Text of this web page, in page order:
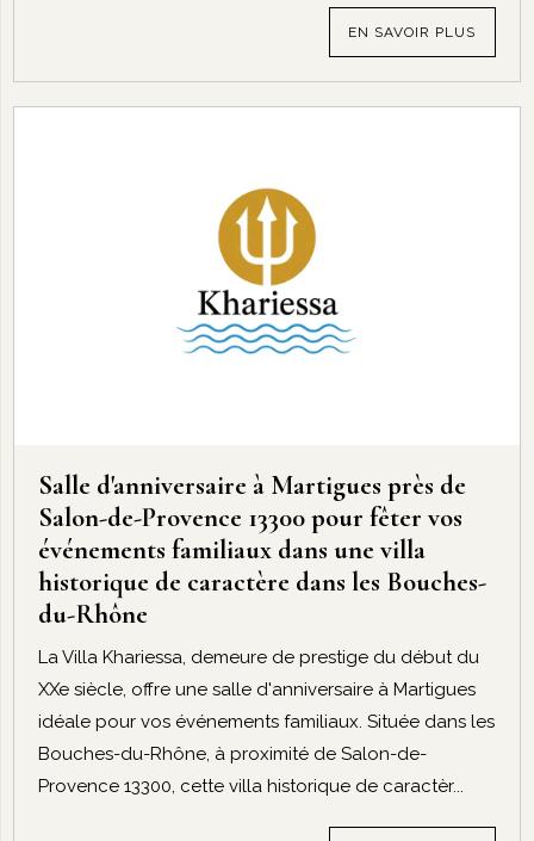
EN SAVOIR PLUS
Salle d'anniversaire à Martigues près de
Salon-de-Provence 13300 pour fêter vos
événements familiaux dans une villa
historique de caractère dans les Bouches-
du-Rhône
La Villa Khariessa, demeure de prestige du début du
XXe siècle, offre une salle d'anniversaire à Martigues
idéale pour vos événements familiaux. Située dans les
Bouches-du-Rhône, à proximité de Salon-de-
Provence 13300, cette villa historique de caractèr...